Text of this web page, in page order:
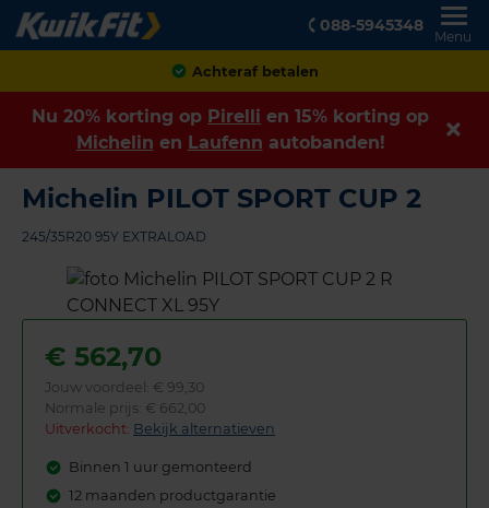
088-5945348
Menu
Achteraf betalen
Nu 20% korting op Pirelli en 15% korting op
Michelin en Laufenn autobanden!
Michelin PILOT SPORT CUP 2
245/35R20 95Y EXTRALOAD
€ 562,70
Jouw voordeel: € 99,30
Normale prijs: € 662,00
Uitverkocht: Bekijk alternatieven
Binnen 1 uur gemonteerd
12 maanden productgarantie